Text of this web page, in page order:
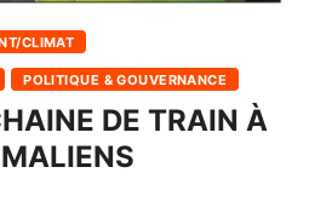
CLIMAT
POLITIQUE & GOUVERNANCE
DE TRAIN À